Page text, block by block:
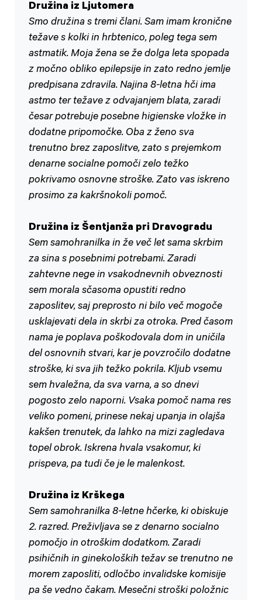
Družina iz Ljutomera
Smo družina s tremi člani. Sam imam kronične
težave s kolki in hrbtenico, poleg tega sem
astmatik. Moja žena se že dolga leta spopada
z močno obliko epilepsije in zato redno jemlje
predpisana zdravila. Najina 8-letna hči ima
astmo ter težave z odvajanjem blata, zaradi
česar potrebuje posebne higienske vložke in
dodatne pripomočke. Oba z ženo sva
trenutno brez zaposlitve, zato s prejemkom
denarne socialne pomoči zelo težko
pokrivamo osnovne stroške. Zato vas iskreno
prosimo za kakršnokoli pomoč.
Družina iz Šentjanža pri Dravogradu
Sem samohranilka in že več let sama skrbim
za sina s posebnimi potrebami. Zaradi
zahtevne nege in vsakodnevnih obveznosti
sem morala sčasoma opustiti redno
zaposlitev, saj preprosto ni bilo več mogoče
usklajevati dela in skrbi za otroka. Pred časom
nama je poplava poškodovala dom in uničila
del osnovnih stvari, kar je povzročilo dodatne
stroške, ki sva jih težko pokrila. Kljub vsemu
sem hvaležna, da sva varna, a so dnevi
pogosto zelo naporni. Vsaka pomoč nama res
veliko pomeni, prinese nekaj upanja in olajša
kakšen trenutek, da lahko na mizi zagledava
topel obrok. Iskrena hvala vsakomur, ki
prispeva, pa tudi če je le malenkost.
Družina iz Krškega
Sem samohranilka 8-letne hčerke, ki obiskuje
2. razred. Preživljava se z denarno socialno
pomočjo in otroškim dodatkom. Zaradi
psihičnih in ginekoloških težav se trenutno ne
morem zaposliti, odločbo invalidske komisije
pa še vedno čakam. Mesečni stroški položnic